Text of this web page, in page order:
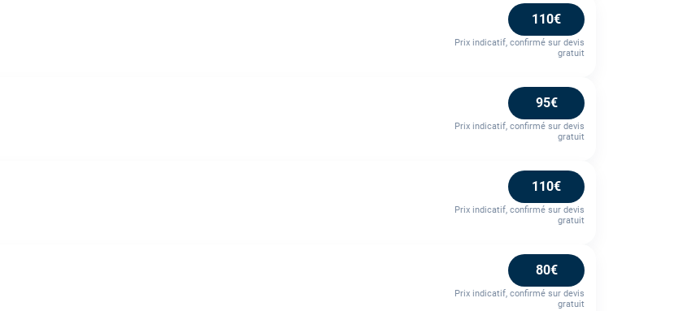
110€
Prix indicatif, confirmé sur devis
gratuit
95€
Prix indicatif, confirmé sur devis
gratuit
110€
Prix indicatif, confirmé sur devis
gratuit
80€
Prix indicatif, confirmé sur devis
gratuit